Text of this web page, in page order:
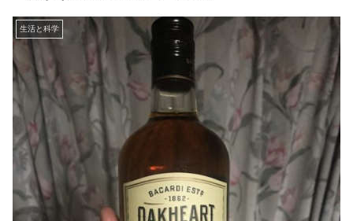
生活と科学